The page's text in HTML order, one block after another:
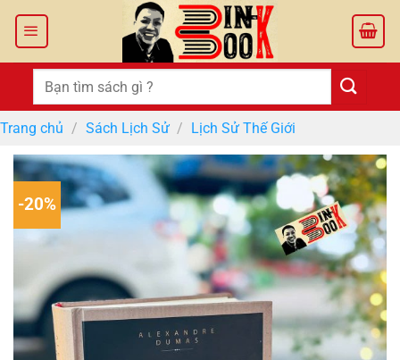
Tìm
kiếm:
Trang chủ / Sách Lịch Sử / Lịch Sử Thế Giới
-20%